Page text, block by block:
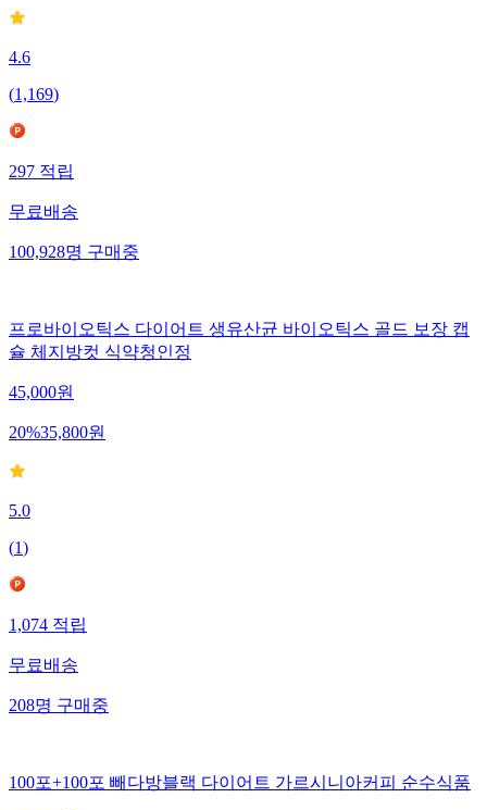
4.6
(1,169)
297적립
무료배송
100,928명구매중
프로바이오틱스 다이어트 생유산균 바이오틱스 골드 보장 캡
슐 체지방컷 식약청인정
45,000원
20%35,800원
5.0
(1)
1,074적립
무료배송
208명구매중
100포+100포 빼다방블랙 다이어트 가르시니아커피 순수식품